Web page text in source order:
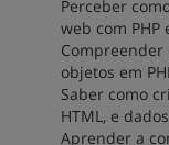
Perceber
web com PHP
objetos em
Saber como
HTML, e
Aprender a